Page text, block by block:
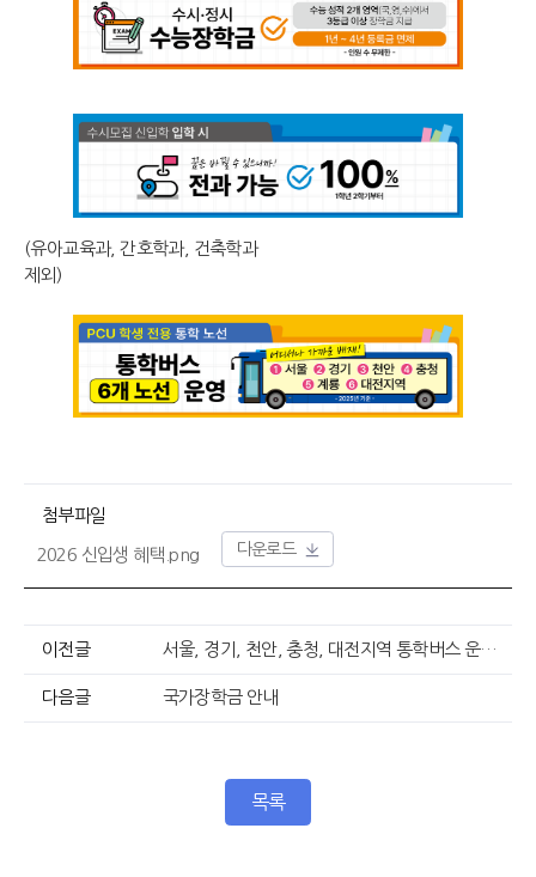
(유아교육과, 간호학과, 건축학과
제외)
첨부파일
2026 신입생 혜택.png 다운로드
이전글 서울, 경기, 천안, 충청, 대전지역 통학버스 운영 안내
다음글 국가장학금 안내
목록